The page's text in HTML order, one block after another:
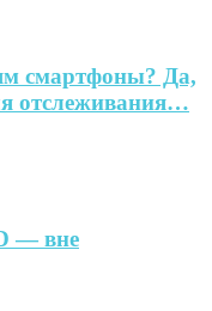
смартфоны? Да,
отслеживания…
— вне